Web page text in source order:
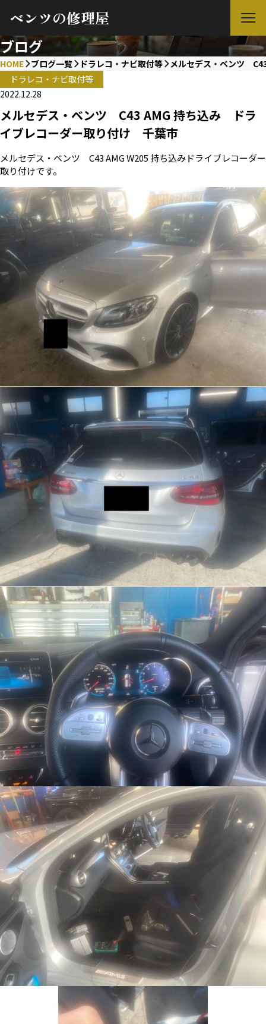
ベンツの修理屋
ブログ
HOME ブログ一覧 ドラレコ・ナビ取付等
メルセデス・ベンツ
ドラレコ・ナビ取付等
2022.12.28
メルセデス・ベンツ C43 AMG 持ち込み ドラ
イブレコーダー取り付け 千葉市
メルセデス・ベンツ C43 AMG W205 持ち込みドライブレコーダー
取り付けです。